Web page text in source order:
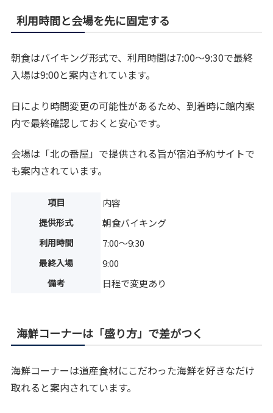
利用時間と会場を先に固定する
朝食はバイキング形式で、利用時間は7:00～9:30で最終
入場は9:00と案内されています。
日により時間変更の可能性があるため、到着時に館内案
内で最終確認しておくと安心です。
会場は「北の番屋」で提供される旨が宿泊予約サイトで
も案内されています。
項目 内容
提供形式 朝食バイキング
利用時間 7:00～9:30
最終入場 9:00
備考 日程で変更あり
海鮮コーナーは「盛り方」で差がつく
海鮮コーナーは道産食材にこだわった海鮮を好きなだけ
取れると案内されています。